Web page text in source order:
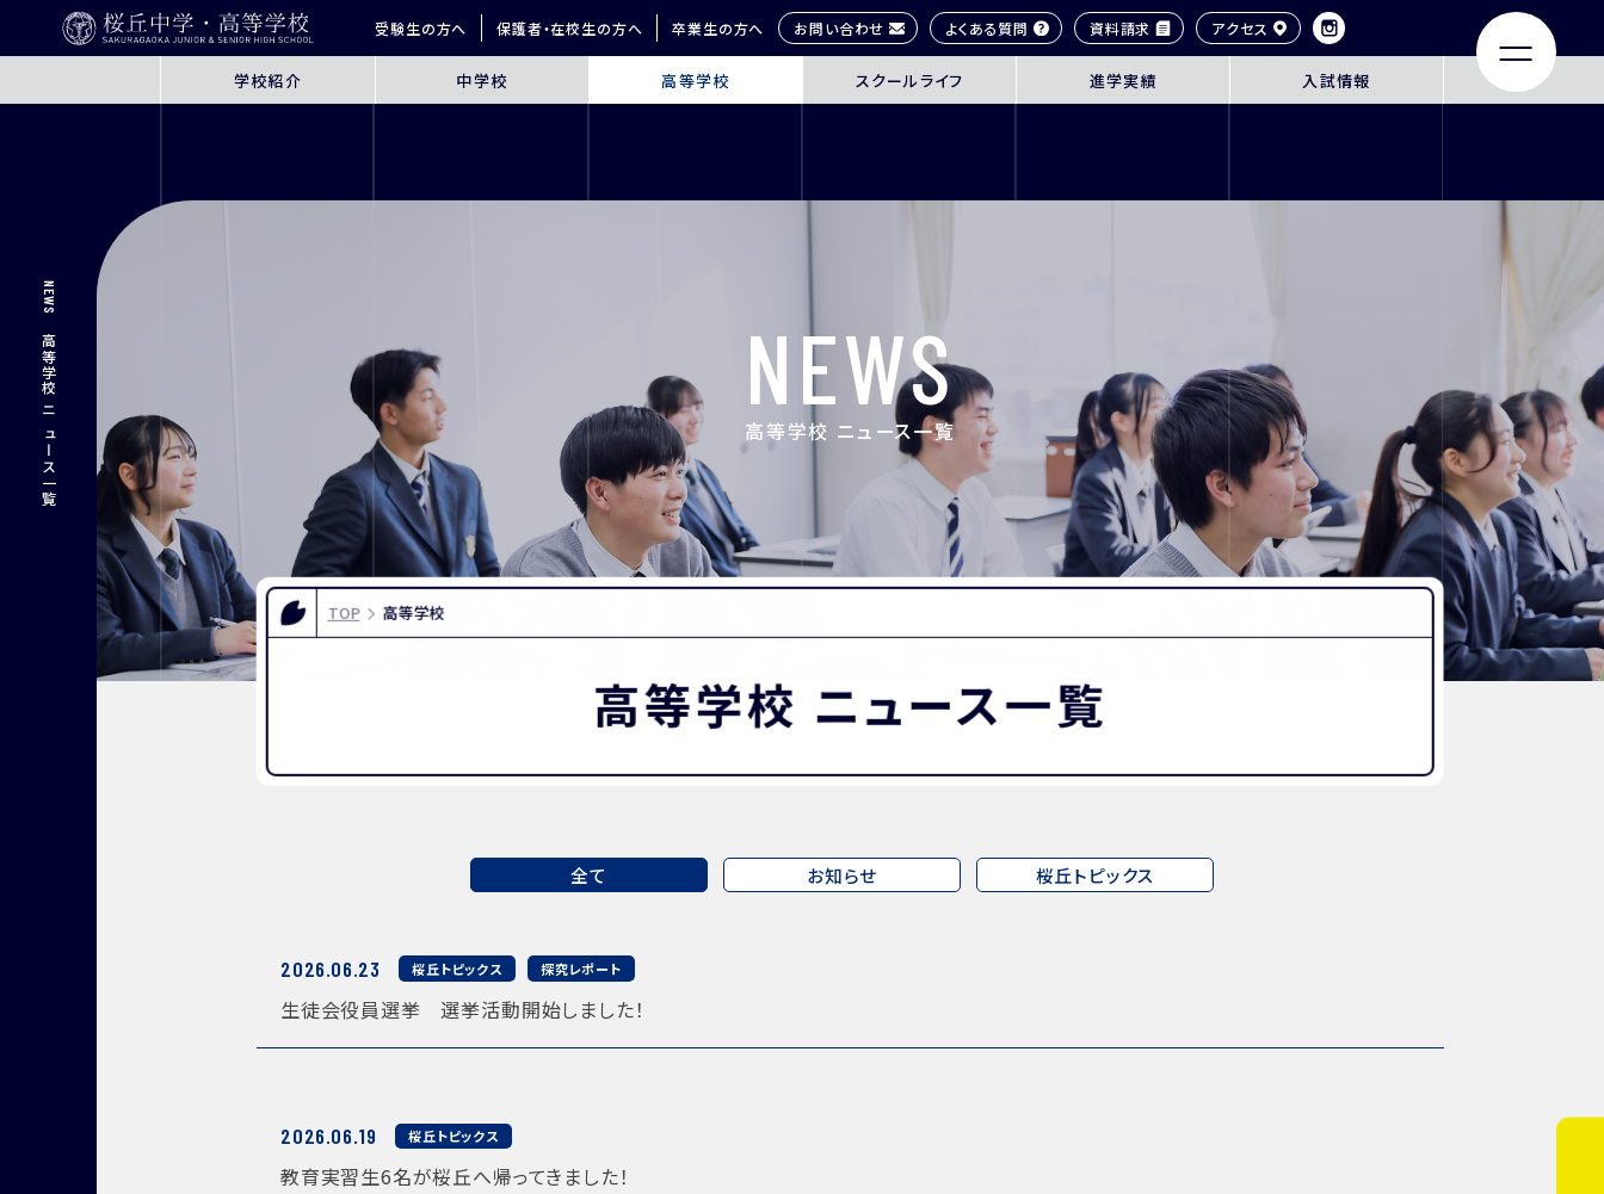
受験生の方へ 保護者・在校生の方へ 卒業生の方へ お問い合わせ よくある質問 資料請求 アクセス
学校紹介 中学校 高等学校 スクールライフ 進学実績 入試情報
桜丘とは
6年間の学びの概要
3年間の学びの概要
進路指導
進学サポート
桜丘生の1日
制服紹介
施設紹介
ムービーチャンネル
大学合格実績
FOR EXAMINEES
入試情報
よくある質問
INFORMATION
お問い合わせ
卒業生の方へ
保護者・在校生の方へ
“好き”から始まる未来への学び
探究Report.
NEWS
高等学校 ニュース一覧
NEWS
高等学校 ニュース一覧
TOP 高等学校
高等学校 ニュース一覧
全て お知らせ 桜丘トピックス
2026.06.23 桜丘トピックス 探究レポート
生徒会役員選挙 選挙活動開始しました！
2026.06.19 桜丘トピックス
教育実習生6名が桜丘へ帰ってきました！